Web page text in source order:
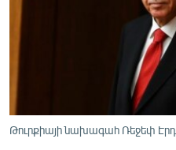
ՄԵԿՆԱԲԱՆՈՒԹՅՈՒՆ
Թուրքիայի նախագահ Ռեջեփ